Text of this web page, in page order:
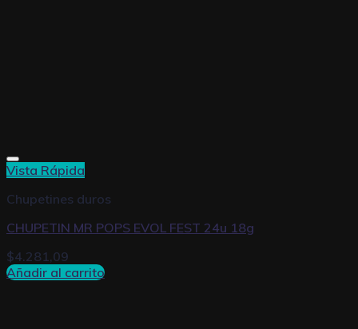
Vista Rápida
Chupetines duros
CHUPETIN MR POPS EVOL FEST 24u 18g
$4.281,09
Añadir al carrito